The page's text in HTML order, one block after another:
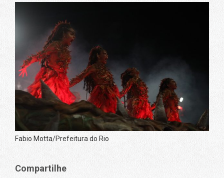
Fabio Motta/Prefeitura do Rio
Compartilhe